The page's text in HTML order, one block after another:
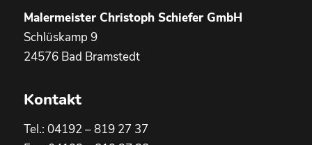
Malermeister Christoph Schiefer GmbH
Schlüskamp 9
24576 Bad Bramstedt
Kontakt
Tel.: 04192 – 819 27 37